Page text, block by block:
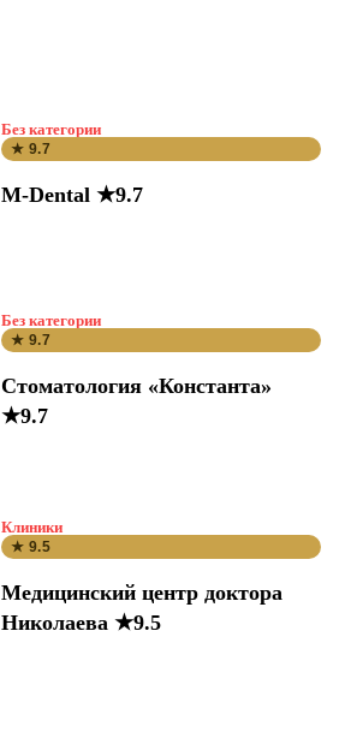
Без категории
★ 9.7
M-Dental ★9.7
Без категории
★ 9.7
Стоматология «Константа»
★9.7
Клиники
★ 9.5
Медицинский центр доктора
Николаева ★9.5